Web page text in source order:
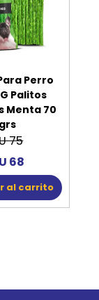
Perro
Palitos
Menta 70
grs
75
68
al carrito